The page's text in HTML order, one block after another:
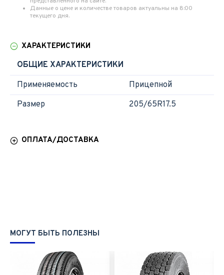
Данные о цене и количестве товаров актуальны на 8:00
текущего дня.
ХАРАКТЕРИСТИКИ
ОБЩИЕ ХАРАКТЕРИСТИКИ
Применяемость
Прицепной
Размер
205/65R17.5
ОПЛАТА/ДОСТАВКА
МОГУТ БЫТЬ ПОЛЕЗНЫ